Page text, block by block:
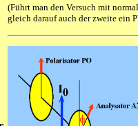
(Führt man den Versuch mit
gleich darauf auch der zweite ein